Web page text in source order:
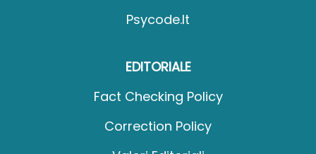
Psycode.it
EDITORIALE
Fact Checking Policy
Correction Policy